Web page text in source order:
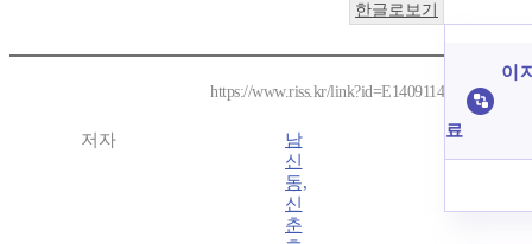
한글로보기
https://www.riss.kr/link?id=E1409114
저자
남
신
동,
신
춘
이
료